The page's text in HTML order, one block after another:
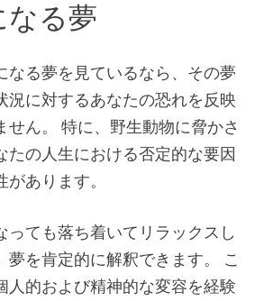
なる夢
なる夢を見ているなら、その夢
況に対するあなたの恐れを反映
せん。 特に、野生動物に脅かさ
たの人生における否定的な要因
あります。
っても落ち着いてリラックスし
夢を肯定的に解釈できます。 こ
人的および精神的な変容を経験